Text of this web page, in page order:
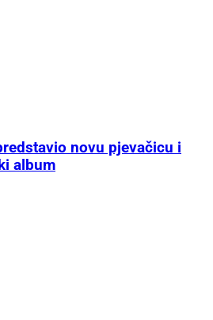
novu pjevačicu i
album